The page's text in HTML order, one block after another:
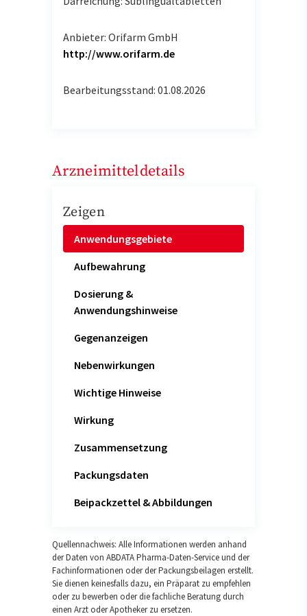
Anbieter: Orifarm GmbH
http://www.orifarm.de
Bearbeitungsstand: 01.08.2026
Arzneimitteldetails
Zeigen
Anwendungsgebiete
Aufbewahrung
Dosierung &
Anwendungshinweise
Gegenanzeigen
Nebenwirkungen
Wichtige Hinweise
Wirkung
Zusammensetzung
Packungsdaten
Beipackzettel & Abbildungen
Quellennachweis: Alle Informationen werden anhand
der Daten von ABDATA Pharma-Daten-Service und der
Fachinformationen oder der Packungsbeilagen erstellt.
Sie dienen keinesfalls dazu, ein Präparat zu empfehlen
oder zu bewerben oder die fachliche Beratung durch
einen Arzt oder Apotheker zu ersetzen.